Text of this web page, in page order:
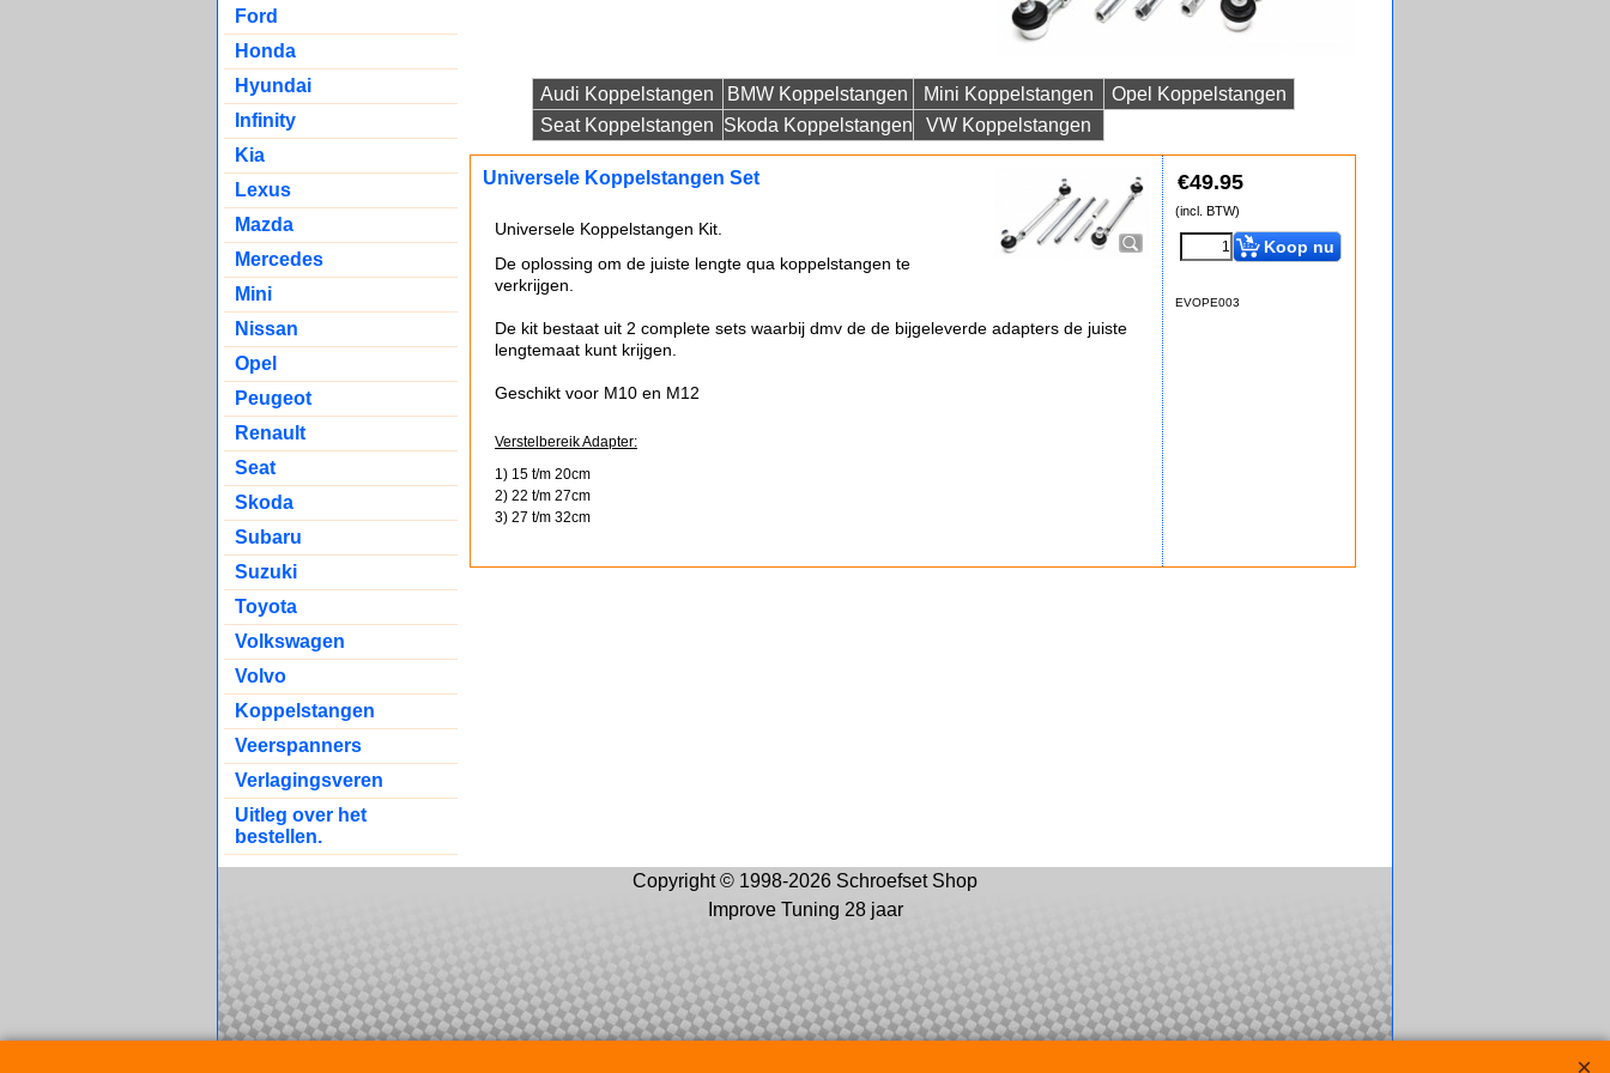
Ford
Honda
Hyundai
Infinity
Kia
Lexus
Mazda
Mercedes
Mini
Nissan
Opel
Peugeot
Renault
Seat
Skoda
Subaru
Suzuki
Toyota
Volkswagen
Volvo
Koppelstangen
Veerspanners
Verlagingsveren
Uitleg over het
bestellen.
Audi Koppelstangen BMW Koppelstangen Mini Koppelstangen
Opel Koppelstangen
Seat Koppelstangen Skoda Koppelstangen VW Koppelstangen
€49.95
(incl. BTW)
Koop nu
EVOPE003
Universele Koppelstangen Set
Universele Koppelstangen Kit.
De oplossing om de juiste lengte qua koppelstangen te
verkrijgen.
De kit bestaat uit 2 complete sets waarbij dmv de de bijgeleverde adapters de juiste
lengtemaat kunt krijgen.
Geschikt voor M10 en M12
Verstelbereik Adapter:
1) 15 t/m 20cm
2) 22 t/m 27cm
3) 27 t/m 32cm
Copyright © 1998-2026 Schroefset Shop
Improve Tuning 28 jaar